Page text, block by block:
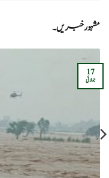
مشہور خبریں۔
17
جولائی